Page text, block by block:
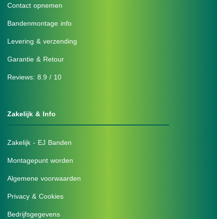
Contact opnemen
Bandenmontage info
Levering & verzending
Garantie & Retour
Reviews: 8.9 / 10
Zakelijk & Info
Zakelijk - EJ Banden
Montagepunt worden
Algemene voorwaarden
Privacy & Cookies
Bedrijfsgegevens